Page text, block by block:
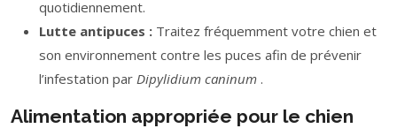
quotidiennement.
Lutte antipuces : Traitez fréquemment votre chien et
son environnement contre les puces afin de prévenir
l’infestation par Dipylidium caninum .
Alimentation appropriée pour le chien